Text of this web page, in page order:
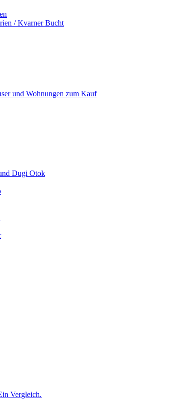
/ Kvarner Bucht
und Wohnungen zum Kauf
Dugi Otok
Vergleich.